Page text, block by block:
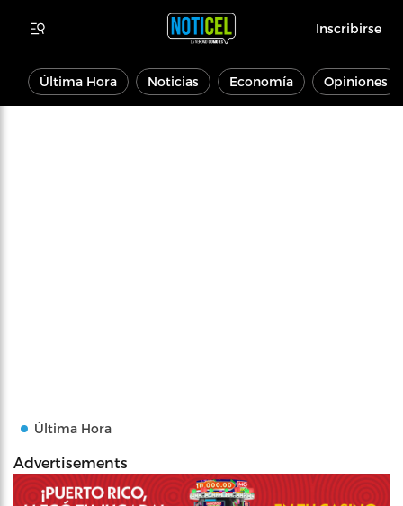
Inscribirse
Última Hora Noticias Economía Opiniones
Última Hora
Advertisements